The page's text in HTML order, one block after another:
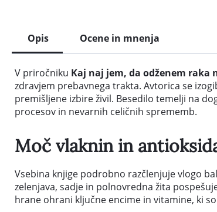
Opis Ocene in mnenja
V priročniku Kaj naj jem, da odženem raka
zdravjem prebavnega trakta. Avtorica se
premišljene izbire živil. Besedilo temelji na
procesov in nevarnih celičnih sprememb.
Moč vlaknin in
Vsebina knjige podrobno razčlenjuje vlogo
zelenjava, sadje in polnovredna žita
hrane ohrani ključne encime in vitamine, ki